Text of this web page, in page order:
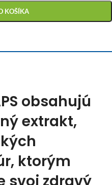
KOŠÍKA
obsahujú
extrakt,
ktorým